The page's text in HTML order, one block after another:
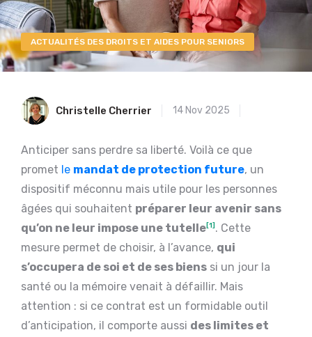
ACTUALITÉS DES DROITS ET AIDES POUR SENIORS
Christelle Cherrier 14 Nov 2025
Anticiper sans perdre sa liberté. Voilà ce que
promet le mandat de protection future, un
dispositif méconnu mais utile pour les personnes
âgées qui souhaitent préparer leur avenir sans
qu’on ne leur impose une tutelle[1] . Cette
mesure permet de choisir, à l’avance, qui
s’occupera de soi et de ses biens si un jour la
santé ou la mémoire venait à défaillir. Mais
attention : si ce contrat est un formidable outil
d’anticipation, il comporte aussi des limites et